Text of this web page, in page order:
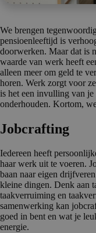
We brengen
pensioenleeftijd is
doorwerken. Maar dat is
waarde van werk heeft
alleen meer om geld te
horen. Werk zorgt voor
is het een invulling van
onderhouden. Kortom,
Jobcrafting
Iedereen heeft
haar werk uit te voeren.
baan naar eigen
kleine dingen. Denk aan
taakverruiming en
samenwerking kan
goed in bent en wat je
energie.